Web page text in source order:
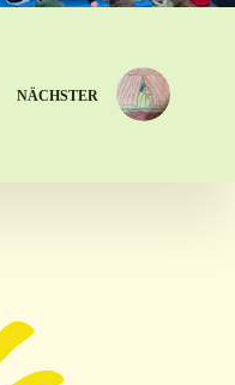
NÄCHSTER